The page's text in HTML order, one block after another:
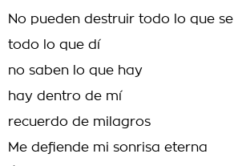
No pueden destruir todo lo que se
todo lo que dí
no saben lo que hay
hay dentro de mí
recuerdo de milagros
Me defiende mi sonrisa eterna